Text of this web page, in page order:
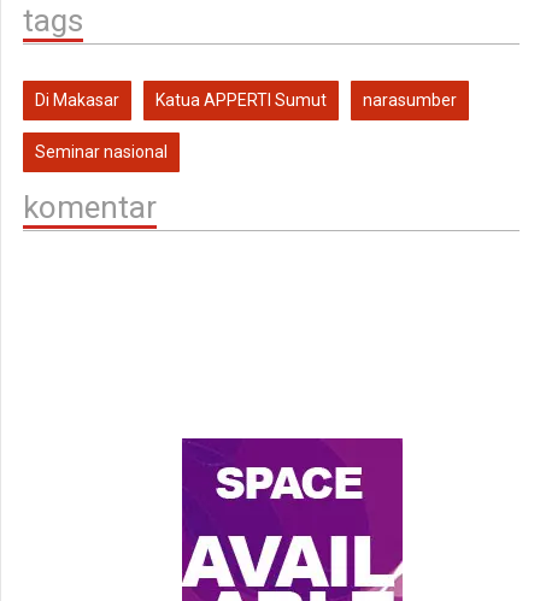
tags
Di Makasar Katua APPERTI Sumut narasumber
Seminar nasional
komentar